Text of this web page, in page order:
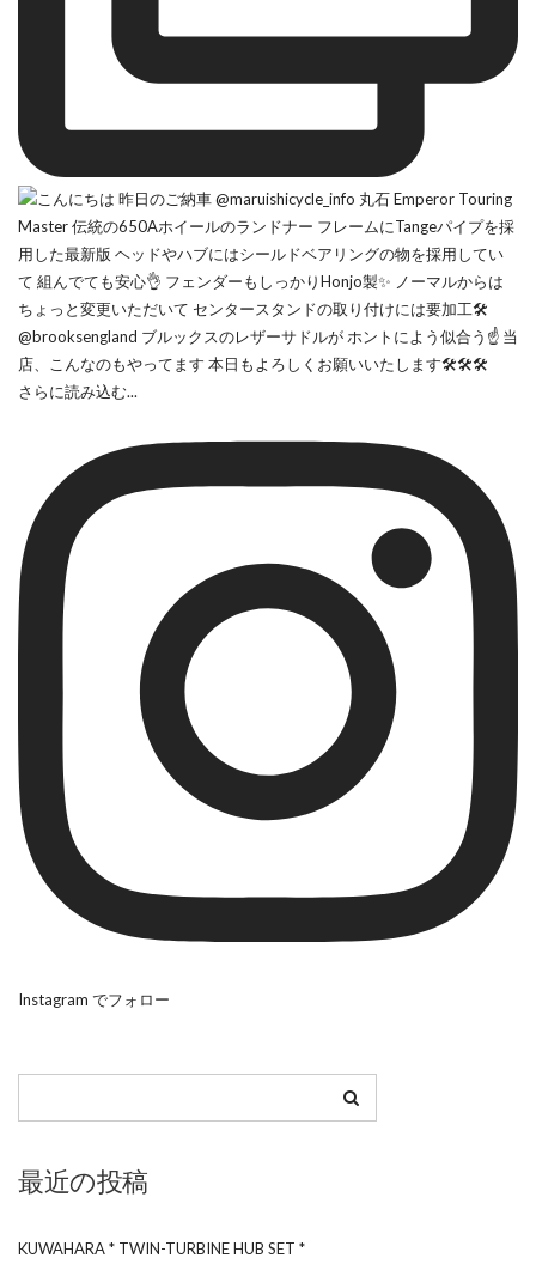
さらに読み込む...
Instagram でフォロー
最近の投稿
KUWAHARA * TWIN-TURBINE HUB SET *